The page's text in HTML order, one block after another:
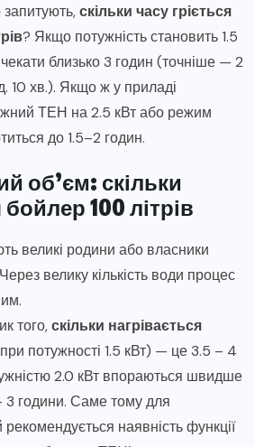
запитують,скільки часу гріється
? Якщо потужність становить 1.5
близько 3 годин (точніше — 2
10 хв.). Якщо ж у приладі
ТЕН на 2.5 кВт або режим
до 1.5–2 годин.
об’єм: скільки
100 літрів
великі родини або власники
велику кількість води процес
того,скільки нагрівається
потужності 1.5 кВт) — це 3.5 – 4
2.0 кВт впораються швидше
години. Саме тому для
наявність функції